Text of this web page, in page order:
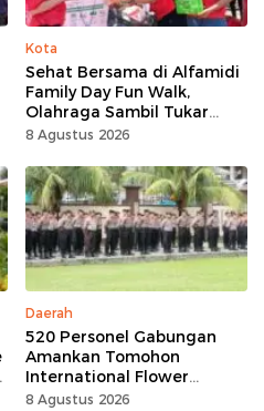
Kota
Sehat Bersama di Alfamidi
Family Day Fun Walk,
Olahraga Sambil Tukar
Sampah Demi Jaga Bumi
8 Agustus 2026
Daerah
520 Personel Gabungan
Amankan Tomohon
International Flower
Festival
8 Agustus 2026